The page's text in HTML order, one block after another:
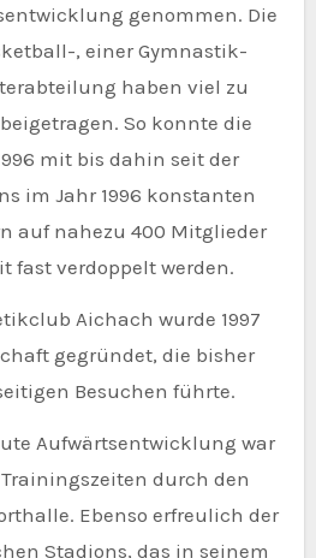
genommen. Die
, einer Gymnastik-
haben viel zu
So konnte die
mit bis dahin seit der
im Jahr 1996 konstanten
auf nahezu 400 Mitglieder
fast verdoppelt werden.
Aichach wurde 1997
gegründet, die bisher
Besuchen führte.
Aufwärtsentwicklung war
durch den
Ebenso erfreulich der
Stadions, das in seinem